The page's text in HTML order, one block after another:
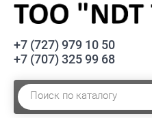
+7 (727) 979 10 50
+7 (707) 325 99 68